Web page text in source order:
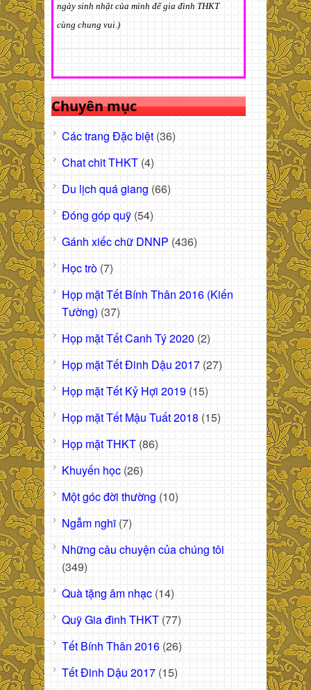
ngày sinh nhật của mình để gia đình THKT
cùng chung vui.)
Chuyên mục
Các trang Đặc biệt(36)
Chat chit THKT (4)
Du lịch quá giang (66)
Đóng góp quỹ (54)
Gánh xiếc chữ DNNP (436)
Học trò (7)
Họp mặt Tết Bính Thân 2016 (Kiến
Tường) (37)
Họp mặt Tết Canh Tý 2020 (2)
Họp mặt Tết Đinh Dậu 2017 (27)
Họp mặt Tết Kỷ Hợi 2019 (15)
Họp mặt Tết Mậu Tuất 2018 (15)
Họp mặt THKT (86)
Khuyến học (26)
Một góc đời thường (10)
Ngẫm nghĩ(7)
Những câu chuyện của chúng tôi
(349)
Quà tặng âm nhạc (14)
Quỹ Gia đình THKT (77)
Tết Bính Thân 2016 (26)
Tết Đinh Dậu 2017 (15)